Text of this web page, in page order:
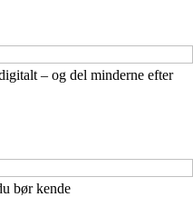
– og del minderne efter
bør kende